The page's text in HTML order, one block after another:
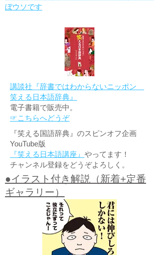
ぼウソです
講談社『辞書ではわからないニッポン
笑える日本語辞典』
電子書籍で販売中。
☞こちらへどうぞ
『笑える国語辞典』のスピンオフ企画
YouTube版
『笑える日本語講座』 やってます！
チャンネル登録をどうぞよろしく。
●イラスト付き解説（新着+定番
ギャラリー）